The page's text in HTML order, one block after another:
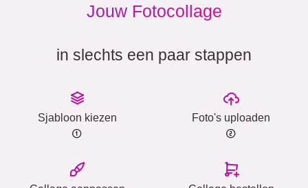
Jouw Fotocollage
in slechts een paar stappen
Sjabloon kiezen Foto's uploaden